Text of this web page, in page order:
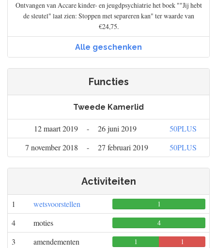
Ontvangen van Accare kinder- en jeugdpsychiatrie het boek ""Jij hebt
de sleutel" laat zien: Stoppen met separeren kan" ter waarde van
€24,75.
Alle geschenken
Functies
Tweede Kamerlid
12 maart 2019 - 26 juni 2019
50PLUS
7 november 2018
- 27 februari 2019 50PLUS
Activiteiten
1 wetsvoorstellen 1
4 moties 4
3 amendementen 1 1